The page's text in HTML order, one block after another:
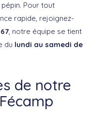
Pour tout
rapide, rejoignez-
, notre équipe se tient
du lundi au samedi de
de notre